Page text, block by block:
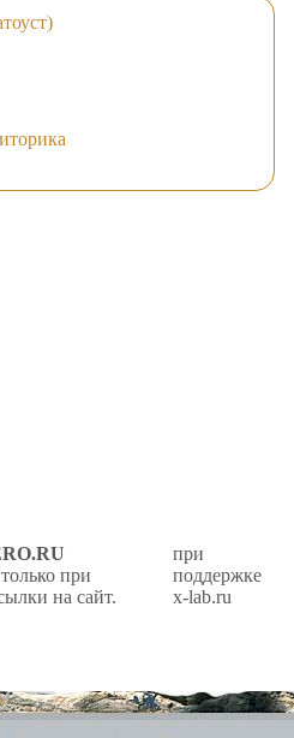
при
на сайт.
при
поддержке
x-lab.ru